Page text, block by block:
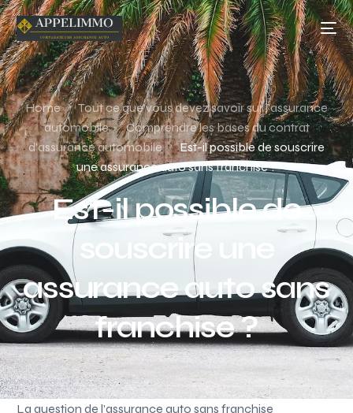
Home
Tout ce que vous devez savoir sur l'assurance
automobile
Comprendre les bases du contrat
d'assurance automobile
Est-il possible de souscrire
une assurance auto sans franchise ?
Est-il possible de
souscrire une
assurance auto sans
franchise ?
La question de l’assurance auto sans franchise